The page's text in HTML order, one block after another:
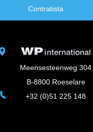
Contratista
Meensesteenweg 304
B-8800 Roeselare
+32 (0)51 225 148